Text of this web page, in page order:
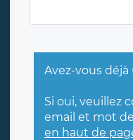
Avez-vous
Si oui, veuillez
email et mot
en haut de